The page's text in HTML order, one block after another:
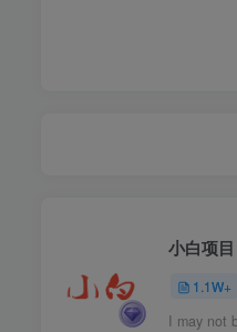
小白项目
1.1W+
I may not